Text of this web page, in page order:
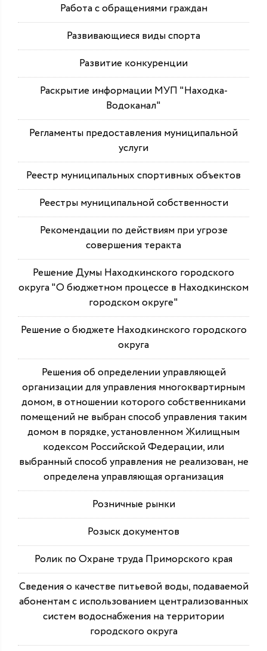
Работа с обращениями граждан
Развивающиеся виды спорта
Развитие конкуренции
Раскрытие информации МУП "Находка-
Водоканал"
Регламенты предоставления муниципальной
услуги
Реестр муниципальных спортивных объектов
Реестры муниципальной собственности
Рекомендации по действиям при угрозе
совершения теракта
Решение Думы Находкинского городского
округа "О бюджетном процессе в Находкинском
городском округе"
Решение о бюджете Находкинского городского
округа
Решения об определении управляющей
организации для управления многоквартирным
домом, в отношении которого собственниками
помещений не выбран способ управления таким
домом в порядке, установленном Жилищным
кодексом Российской Федерации, или
выбранный способ управления не реализован, не
определена управляющая организация
Розничные рынки
Розыск документов
Ролик по Охране труда Приморского края
Сведения о качестве питьевой воды, подаваемой
абонентам с использованием централизованных
систем водоснабжения на территории
городского округа